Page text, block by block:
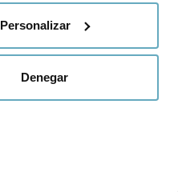
Personalizar
Denegar